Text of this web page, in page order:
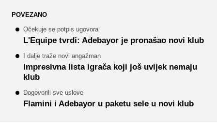
POVEZANO
Očekuje se potpis ugovora
L'Equipe tvrdi: Adebayor je pronašao novi klub
I dalje traže novi angažman
Impresivna lista igrača koji još uvijek nemaju
klub
Dogovorili sve uslove
Flamini i Adebayor u paketu sele u novi klub